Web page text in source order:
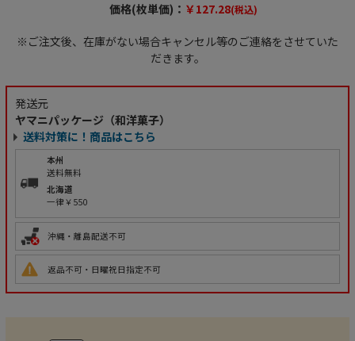
価格(枚単価)： ￥127.28(税込)
※ご注文後、在庫がない場合キャンセル等のご連絡をさせていた
だきます。
発送元
ヤマニパッケージ（和洋菓子）
送料対策に！商品はこちら
本州
送料無料
北海道
一律￥550
沖縄・離島配送不可
返品不可・日曜祝日指定不可